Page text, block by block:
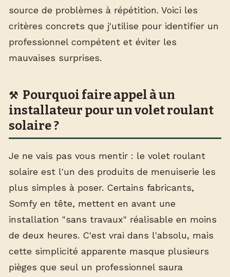
source de problèmes à répétition. Voici les
critères concrets que j'utilise pour identifier un
professionnel compétent et éviter les
mauvaises surprises.
Pourquoi faire appel à un
installateur pour un volet roulant
solaire ?
Je ne vais pas vous mentir : le volet roulant
solaire est l'un des produits de menuiserie les
plus simples à poser. Certains fabricants,
Somfy en tête, mettent en avant une
installation "sans travaux" réalisable en moins
de deux heures. C'est vrai dans l'absolu, mais
cette simplicité apparente masque plusieurs
pièges que seul un professionnel saura